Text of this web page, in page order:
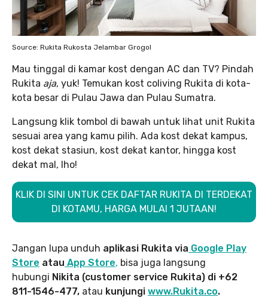
Source: Rukita Rukosta Jelambar Grogol
Mau tinggal di kamar kost dengan AC dan TV? Pindah
Rukita aja, yuk! Temukan kost coliving Rukita di kota-
kota besar di Pulau Jawa dan Pulau Sumatra.
Langsung klik tombol di bawah untuk lihat unit Rukita
sesuai area yang kamu pilih. Ada kost dekat kampus,
kost dekat stasiun, kost dekat kantor, hingga kost
dekat mal, lho!
KLIK DI SINI UNTUK CEK DAFTAR RUKITA DI TERDEKAT
DI KOTAMU, HARGA MULAI 1 JUTAAN!
Jangan lupa unduh aplikasi Rukita via Google Play
Store atau App Store, bisa juga langsung
hubungi Nikita (customer service Rukita) di +62
811-1546-477, atau kunjungi www.Rukita.co.